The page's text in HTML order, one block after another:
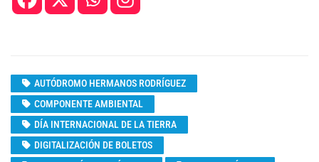
AUTÓDROMO HERMANOS RODRÍGUEZ
COMPONENTE AMBIENTAL
DÍA INTERNACIONAL DE LA TIERRA
DIGITALIZACIÓN DE BOLETOS